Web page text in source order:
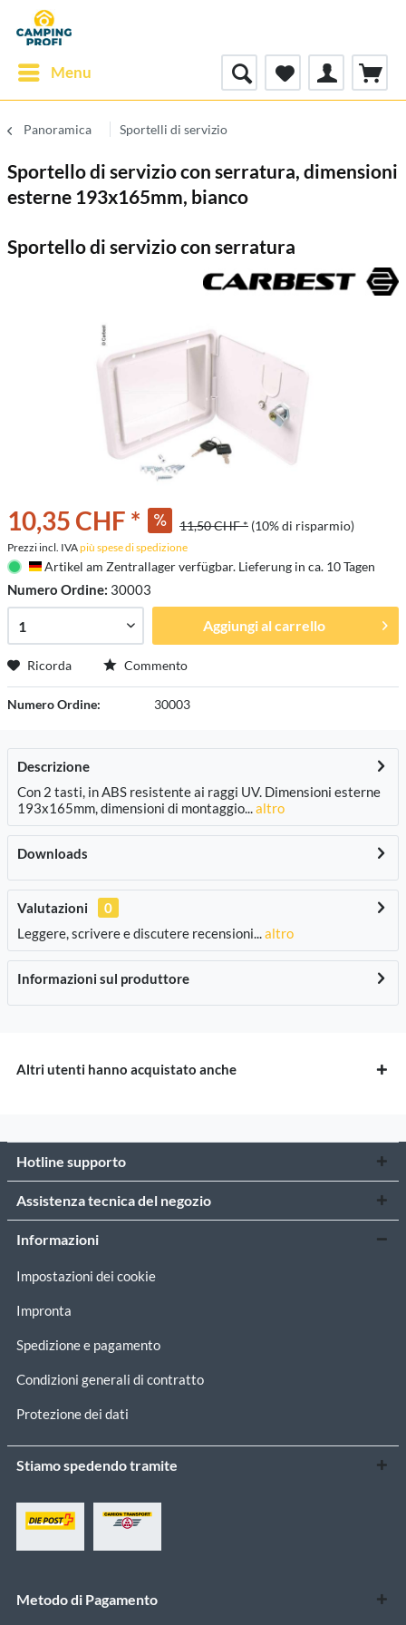
Menu
Panoramica Sportelli di servizio
Sportello di servizio con serratura, dimensioni
esterne 193x165mm, bianco
Sportello di servizio con serratura
10,35 CHF * 11,50 CHF * (10% di risparmio)
Prezzi incl. IVApiù spese di spedizione
Deutschland
Artikel am Zentrallager verfügbar. Lieferung in ca. 10 Tagen
Numero Ordine: 30003
Aggiungi al carrello
Ricorda Commento
Numero Ordine: 30003
Descrizione
Con 2 tasti, in ABS resistente ai raggi UV. Dimensioni esterne
193x165mm, dimensioni di montaggio...altro
Downloads
Valutazioni
0
Leggere, scrivere e discutere recensioni...altro
Informazioni sul produttore
Altri utenti hanno acquistato anche
Hotline supporto
Assistenza tecnica del negozio
Informazioni
Impostazioni dei cookie
Impronta
Spedizione e pagamento
Condizioni generali di contratto
Protezione dei dati
Stiamo spedendo tramite
Metodo di Pagamento